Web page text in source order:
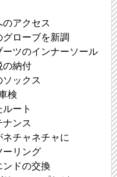
アクセス
ローブを新調
ーツのインナーソール
の納付
ソックス
検
ート
ナンス
ネチャネチャに
ーリング
ンドの交換